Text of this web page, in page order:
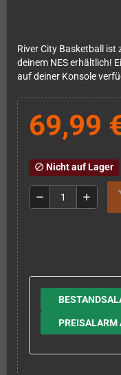
River City Basketball
deinem NES erhältlich!
auf deiner Konsole
69,99
block Nicht auf Lager
remove add
PREISALARM